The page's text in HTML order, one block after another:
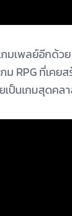
มเพลย์อีกด้ว
RPG ที่เคย
ป็นเกมสุดคล